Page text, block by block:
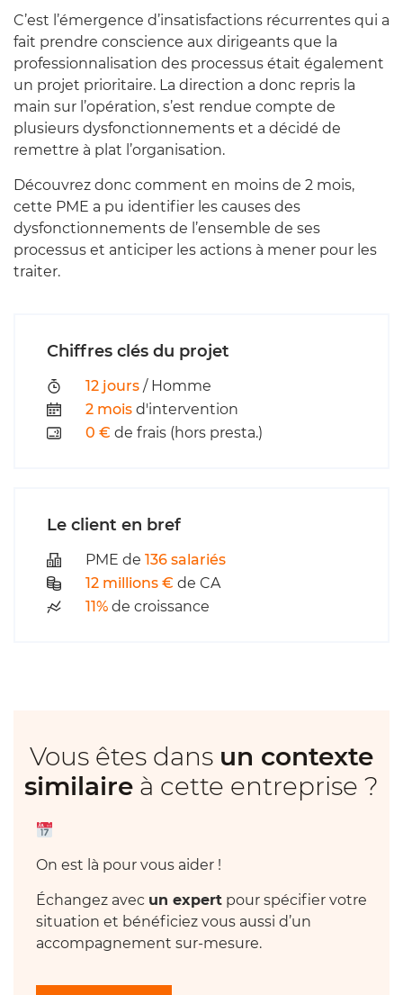
C’est l’émergence d’insatisfactions récurrentes qui a
fait prendre conscience aux dirigeants que la
professionnalisation des processus était également
un projet prioritaire. La direction a donc repris la
main sur l’opération, s’est rendue compte de
plusieurs dysfonctionnements et a décidé de
remettre à plat l’organisation.
Découvrez donc comment en moins de 2 mois,
cette PME a pu identifier les causes des
dysfonctionnements de l’ensemble de ses
processus et anticiper les actions à mener pour les
traiter.
Chiffres clés du projet
12 jours / Homme
2 mois d'intervention
0 € de frais (hors presta.)
Le client en bref
PME de 136 salariés
12 millions € de CA
11% de croissance
Vous êtes dans un contexte
similaire à cette entreprise ?
On est là pour vous aider !
Échangez avec un expert pour spécifier votre
situation et bénéficiez vous aussi d’un
accompagnement sur-mesure.